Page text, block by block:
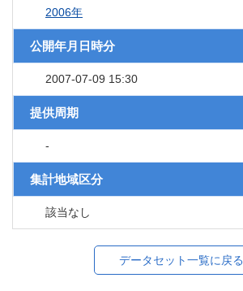
2006年
公開年月日時分
2007-07-09 15:30
提供周期
-
集計地域区分
該当なし
データセット一覧に戻る